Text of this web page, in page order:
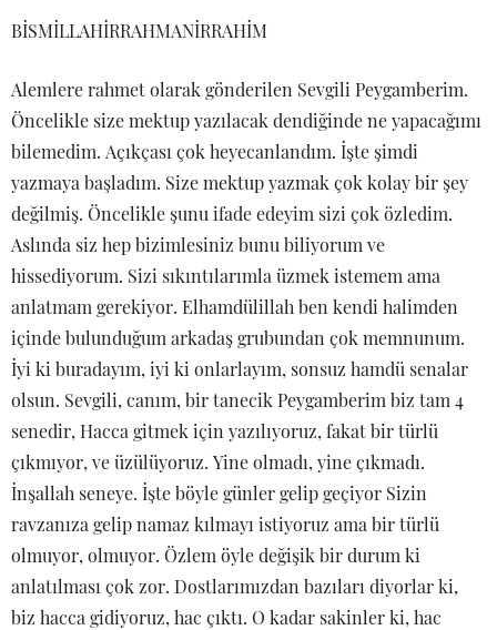
BİSMİLLAHİRRAHMANİRRAHİM
Alemlere rahmet olarak gönderilen Sevgili Peygamberim.
Öncelikle size mektup yazılacak dendiğinde ne yapacağımı
bilemedim. Açıkçası çok heyecanlandım. İşte şimdi
yazmaya başladım. Size mektup yazmak çok kolay bir şey
değilmiş. Öncelikle şunu ifade edeyim sizi çok özledim.
Aslında siz hep bizimlesiniz bunu biliyorum ve
hissediyorum. Sizi sıkıntılarımla üzmek istemem ama
anlatmam gerekiyor. Elhamdülillah ben kendi halimden
içinde bulunduğum arkadaş grubundan çok memnunum.
İyi ki buradayım, iyi ki onlarlayım, sonsuz hamdü senalar
olsun. Sevgili, canım, bir tanecik Peygamberim biz tam 4
senedir, Hacca gitmek için yazılıyoruz, fakat bir türlü
çıkmıyor, ve üzülüyoruz. Yine olmadı, yine çıkmadı.
İnşallah seneye. İşte böyle günler gelip geçiyor Sizin
ravzanıza gelip namaz kılmayı istiyoruz ama bir türlü
olmuyor, olmuyor. Özlem öyle değişik bir durum ki
anlatılması çok zor. Dostlarımızdan bazıları diyorlar ki,
biz hacca gidiyoruz, hac çıktı. O kadar sakinler ki, hac